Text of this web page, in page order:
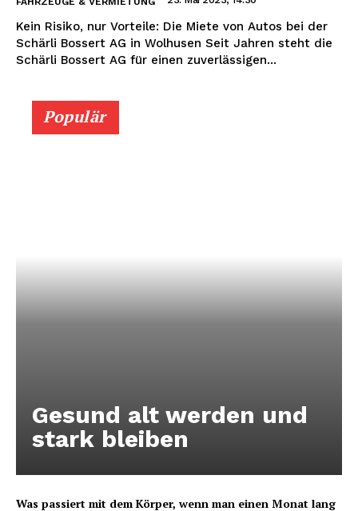
Kein Risiko, nur Vorteile: Die Miete von Autos bei der
Schärli Bossert AG in Wolhusen Seit Jahren steht die
Schärli Bossert AG für einen zuverlässigen...
Populär
Gesund alt werden und
stark bleiben
Was passiert mit dem Körper, wenn man einen Monat lang